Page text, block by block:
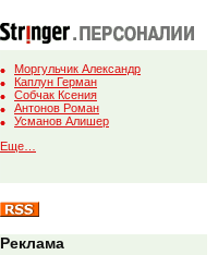
Моргульчик Александр
Каплун Герман
Собчак Ксения
Антонов Роман
Усманов Алишер
Еще…
Реклама